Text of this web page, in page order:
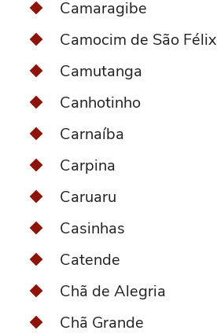
Camaragibe
Camocim de São Félix
Camutanga
Canhotinho
Carnaíba
Carpina
Caruaru
Casinhas
Catende
Chã de Alegria
Chã Grande